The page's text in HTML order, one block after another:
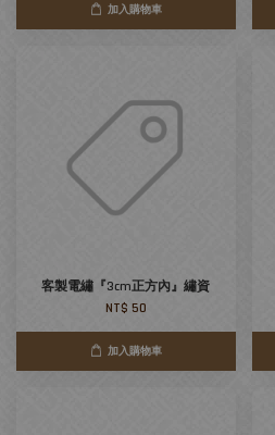
加入購物車
客製電繡『3cm正方內』繡資
NT$ 50
加入購物車